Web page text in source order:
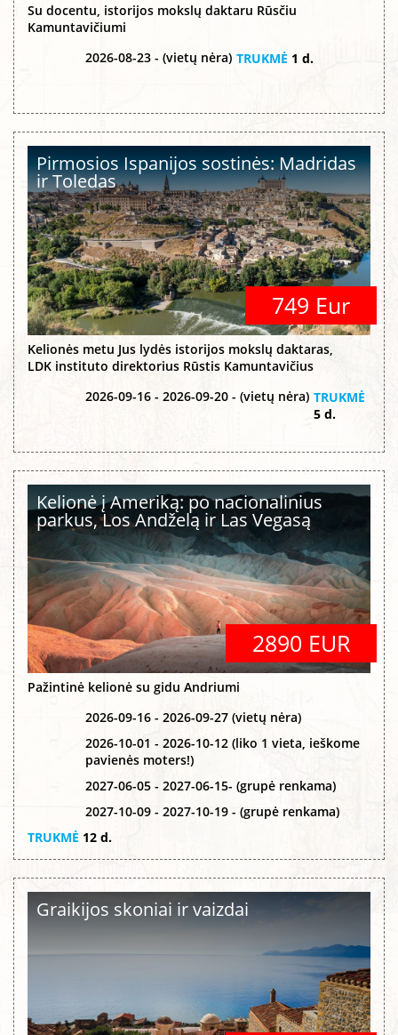
Su docentu, istorijos mokslų daktaru Rūsčiu
Kamuntavičiumi
2026-08-23 - (vietų nėra) TRUKMĖ 1 d.
Pirmosios Ispanijos sostinės: Madridas
ir Toledas
749 Eur
Kelionės metu Jus lydės istorijos mokslų daktaras,
LDK instituto direktorius Rūstis Kamuntavičius
2026-09-16 - 2026-09-20 - (vietų nėra) TRUKMĖ
5 d.
Kelionė į Ameriką: po nacionalinius
parkus, Los Andželą ir Las Vegasą
2890 EUR
Pažintinė kelionė su gidu Andriumi
2026-09-16 - 2026-09-27 (vietų nėra)
2026-10-01 - 2026-10-12 (liko 1 vieta, ieškome
pavienės moters!)
2027-06-05 - 2027-06-15- (grupė renkama)
2027-10-09 - 2027-10-19 - (grupė renkama)
TRUKMĖ 12 d.
Graikijos skoniai ir vaizdai